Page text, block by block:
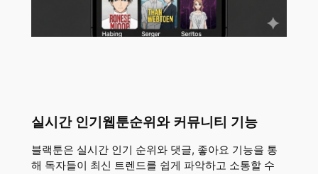
실시간 인기웹툰순위와 커뮤니티 기능
블랙툰은 실시간 인기 순위와 댓글, 좋아요 기능을 통
해 독자들이 최신 트렌드를 쉽게 파악하고 소통할 수